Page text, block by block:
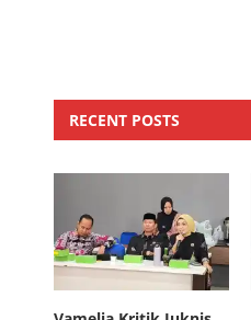
RECENT POSTS